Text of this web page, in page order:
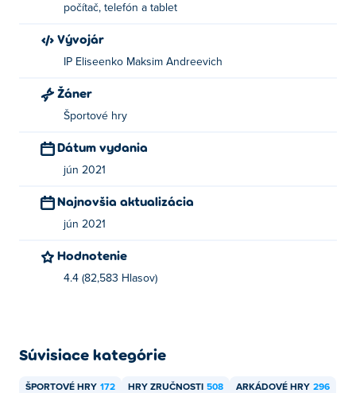
počítač, telefón a tablet
Vývojár
IP Eliseenko Maksim Andreevich
Žáner
Športové hry
Dátum vydania
jún 2021
Najnovšia aktualizácia
jún 2021
Hodnotenie
4.4 (82,583 Hlasov)
Súvisiace kategórie
ŠPORTOVÉ HRY 172 HRY ZRUČNOSTI 508 ARKÁDOVÉ HRY 296